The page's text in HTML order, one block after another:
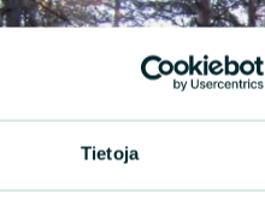
Tietoja